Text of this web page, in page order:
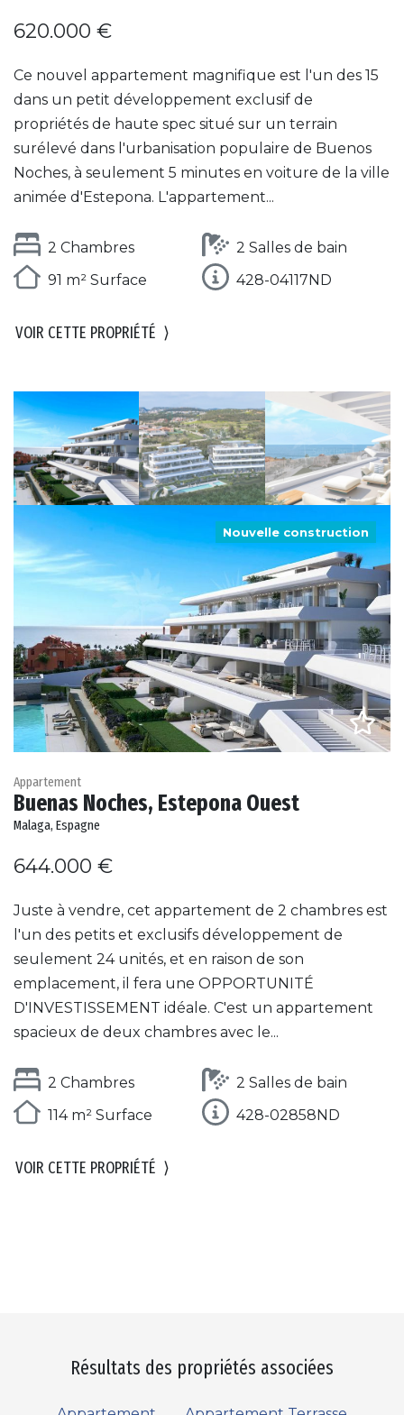
620.000 €
Ce nouvel appartement magnifique est l'un des 15
dans un petit développement exclusif de
propriétés de haute spec situé sur un terrain
surélevé dans l'urbanisation populaire de Buenos
Noches, à seulement 5 minutes en voiture de la ville
animée d'Estepona. L'appartement...
2 Chambres
2 Salles de bain
91 m² Surface
428-04117ND
VOIR CETTE PROPRIÉTÉ ⟩
Nouvelle construction
Appartement
Buenas Noches, Estepona Ouest
Malaga, Espagne
644.000 €
Juste à vendre, cet appartement de 2 chambres est
l'un des petits et exclusifs développement de
seulement 24 unités, et en raison de son
emplacement, il fera une OPPORTUNITÉ
D'INVESTISSEMENT idéale. C'est un appartement
spacieux de deux chambres avec le...
2 Chambres
2 Salles de bain
114 m² Surface
428-02858ND
VOIR CETTE PROPRIÉTÉ ⟩
Résultats des propriétés associées